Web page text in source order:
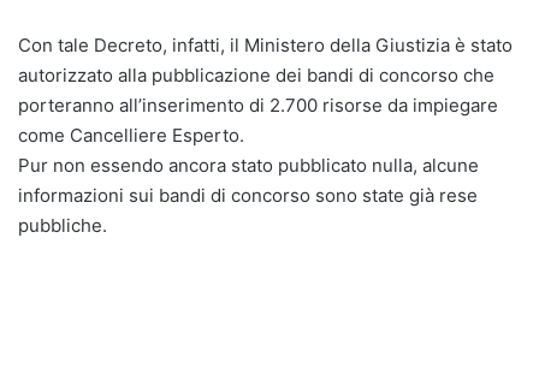
Con tale Decreto, infatti, il Ministero della Giustizia è stato
autorizzato alla pubblicazione dei bandi di concorso che
porteranno all’inserimento di 2.700 risorse da impiegare
come Cancelliere Esperto.
Pur non essendo ancora stato pubblicato nulla, alcune
informazioni sui bandi di concorso sono state già rese
pubbliche.